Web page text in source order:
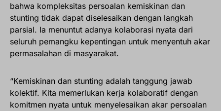
bahwa kompleksitas persoalan kemiskinan dan
stunting tidak dapat diselesaikan dengan langkah
parsial. Ia menuntut adanya kolaborasi nyata dari
seluruh pemangku kepentingan untuk menyentuh akar
permasalahan di masyarakat.
“Kemiskinan dan stunting adalah tanggung jawab
kolektif. Kita memerlukan kerja kolaboratif dengan
komitmen nyata untuk menyelesaikan akar persoalan